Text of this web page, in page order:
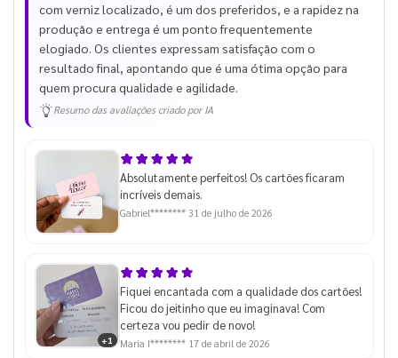
com verniz localizado, é um dos preferidos, e a rapidez na
produção e entrega é um ponto frequentemente
elogiado. Os clientes expressam satisfação com o
resultado final, apontando que é uma ótima opção para
quem procura qualidade e agilidade.
Resumo das avaliações criado por IA
Absolutamente perfeitos! Os cartões ficaram
incríveis demais.
Gabriel******** 31 de julho de 2026
+1
Fiquei encantada com a qualidade dos cartões!
Ficou do jeitinho que eu imaginava! Com
certeza vou pedir de novo!
Maria I******** 17 de abril de 2026